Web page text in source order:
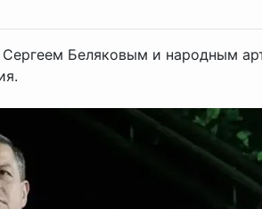
Сергеем Беляковым и народным